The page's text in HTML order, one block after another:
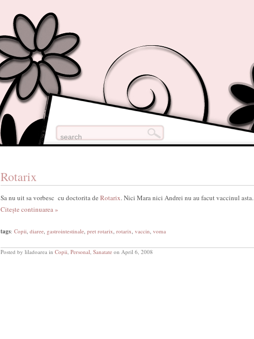
Rotarix
Sa nu uit sa vorbesc cu doctorita de Rotarix. Nici Mara nici Andrei nu au facut vaccinul asta.
Citește continuarea »
tags: Copii, diaree, gastrointestinale, pret rotarix, rotarix, vaccin, voma
Posted by liladoarea in Copii, Personal, Sanatate on April 6, 2008